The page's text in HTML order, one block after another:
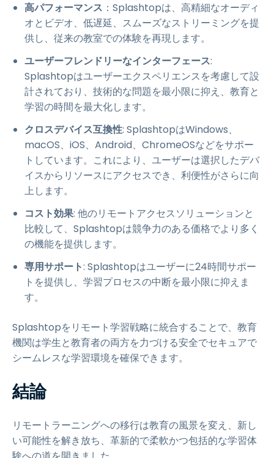
高パフォーマンス ：Splashtopは、高精細なオーディ
オとビデオ、低遅延、スムーズなストリーミングを提
供し、従来の教室での体験を再現します。
ユーザーフレンドリーなインターフェース:
Splashtopはユーザーエクスペリエンスを考慮して設
計されており、技術的な問題を最小限に抑え、教育と
学習の時間を最大化します。
クロスデバイス互換性: SplashtopはWindows、
macOS、iOS、Android、ChromeOSなどをサポー
トしています。これにより、ユーザーは選択したデバ
イスからリソースにアクセスでき、利便性がさらに向
上します。
コスト効果: 他のリモートアクセスソリューションと
比較して、Splashtopは競争力のある価格でより多く
の機能を提供します。
専用サポート: Splashtopはユーザーに24時間サポー
トを提供し、学習プロセスの中断を最小限に抑えま
す。
Splashtopをリモート学習戦略に統合することで、教育
機関は学生と教育者の両方を力づける安全でセキュアで
シームレスな学習環境を確保できます。
結論
リモートラーニングへの移行は教育の風景を変え、新し
い可能性を解き放ち、革新的で柔軟かつ包括的な学習体